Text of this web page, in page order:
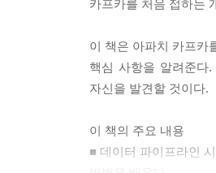
요약 ...... 316
APPENDIX 다른 운영
윈도우 시스템에 설치하
맥OS에 설치하기 ......
니저를 사용해서 간단
--- p.322
카프카를 처음 접하는
이 책은 아파치 카프카
핵심 사항을 알려준다
자신을 발견할 것이다.
이 책의 주요 내용
■ 데이터 파이프라인